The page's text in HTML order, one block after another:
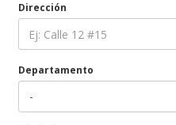
Dirección
Departamento